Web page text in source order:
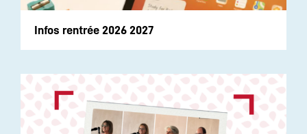
Infos rentrée 2026 2027